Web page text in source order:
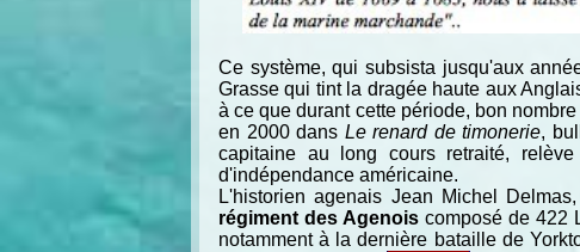
Ce système, qui subsista jusqu'aux
Grasse qui tint la dragée haute aux
à ce que durant cette période, bon
en 2000 dans Le renard de timonerie,
capitaine au long cours retraité,
d'indépendance américaine.
L'historien agenais Jean Michel
régiment des Agenois composé de 422
notamment à la dernière bataille de